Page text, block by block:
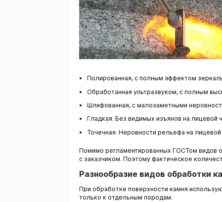
Полированная, с полным эффектом
Обработанная ультразвуком, с полным
Шлифованная, с малозаметными
Гладкая. Без видимых изъянов на лицевой
Точечная. Неровности рельефа на
Помимо регламентированных ГОСТом видов
с заказчиком. Поэтому фактическое
Разнообразие видов обработки
При обработке поверхности камня
только к отдельным породам.